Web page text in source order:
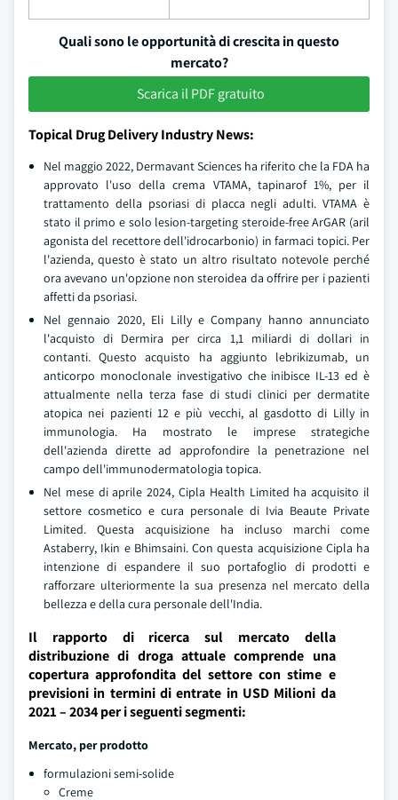
Quali sono le opportunità di crescita in questo
mercato?
Scarica il PDF gratuito
Topical Drug Delivery Industry News:
Nel maggio 2022, Dermavant Sciences ha riferito che la FDA ha
approvato l'uso della crema VTAMA, tapinarof 1%, per il
trattamento della psoriasi di placca negli adulti. VTAMA è
stato il primo e solo lesion-targeting steroide-free ArGAR (aril
agonista del recettore dell'idrocarbonio) in farmaci topici. Per
l'azienda, questo è stato un altro risultato notevole perché
ora avevano un'opzione non steroidea da offrire per i pazienti
affetti da psoriasi.
Nel gennaio 2020, Eli Lilly e Company hanno annunciato
l'acquisto di Dermira per circa 1,1 miliardi di dollari in
contanti. Questo acquisto ha aggiunto lebrikizumab, un
anticorpo monoclonale investigativo che inibisce IL-13 ed è
attualmente nella terza fase di studi clinici per dermatite
atopica nei pazienti 12 e più vecchi, al gasdotto di Lilly in
immunologia. Ha mostrato le imprese strategiche
dell'azienda dirette ad approfondire la penetrazione nel
campo dell'immunodermatologia topica.
Nel mese di aprile 2024, Cipla Health Limited ha acquisito il
settore cosmetico e cura personale di Ivia Beaute Private
Limited. Questa acquisizione ha incluso marchi come
Astaberry, Ikin e Bhimsaini. Con questa acquisizione Cipla ha
intenzione di espandere il suo portafoglio di prodotti e
rafforzare ulteriormente la sua presenza nel mercato della
bellezza e della cura personale dell'India.
Il rapporto di ricerca sul mercato della
distribuzione di droga attuale comprende una
copertura approfondita del settore con stime e
previsioni in termini di entrate in USD Milioni da
2021 – 2034 per i seguenti segmenti:
Mercato, per prodotto
formulazioni semi-solide
Creme